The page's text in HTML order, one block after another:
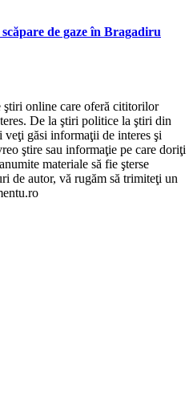
de gaze în Bragadiru
ştiri online care oferă cititorilor
De la ştiri politice la ştiri din
veţi găsi informaţii de interes şi
ştire sau informaţie pe care doriţi
materiale să fie şterse
de autor, vă rugăm să trimiteţi un